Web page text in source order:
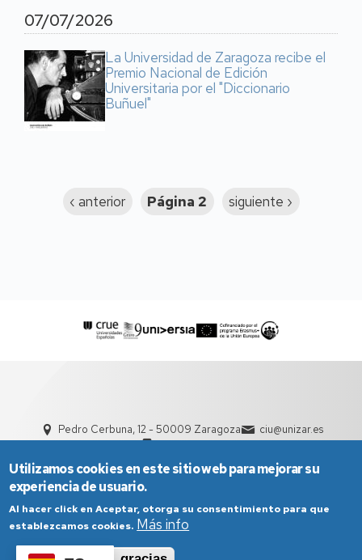
07/07/2026
La Universidad de Zaragoza recibe el
Premio Nacional de Edición
Universitaria por el "Diccionario
Buñuel"
Página
‹ anterior Página 2
Siguiente
siguiente ›
Pedro Cerbuna, 12 - 50009 Zaragoza
ciu@unizar.es
Utilizamos cookies en este sitio web para mejorar su
experiencia de usuario.
Al hacer click en Aceptar, otorga su consentimiento para que
establezcamos cookies. Más info